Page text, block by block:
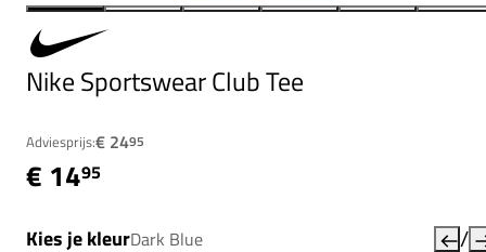
Nike Sportswear Club Tee
Adviesprijs:€ 2495
€ 1495
Kies je kleurDark Blue /